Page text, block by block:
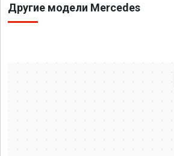
Другие модели Mercedes